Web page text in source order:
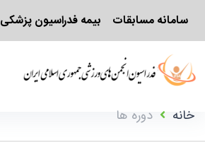
سامانه مسابقات بیمه فدراسیون پزشکی
خانه دوره ها